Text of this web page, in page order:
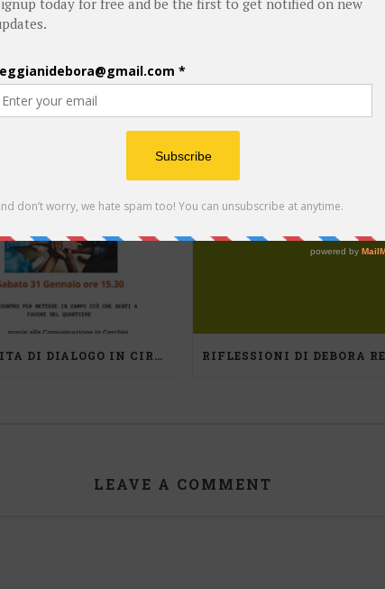
POST RECENTI
CRESCITA DI DIALOGO IN CIRCOLO
LEAVE A COMMENT